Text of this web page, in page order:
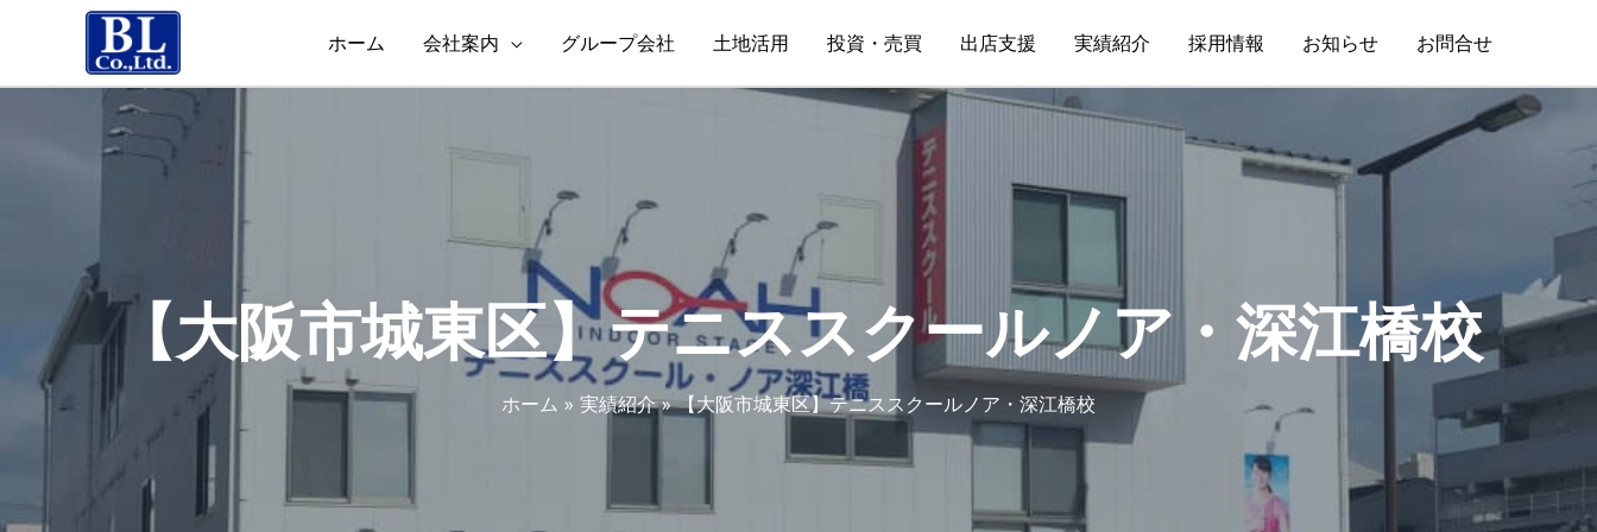
ホーム 会社案内 グループ会社 土地活用 投資・売買 出店支援 実績紹介 採用情報 お知らせ お問合せ
【大阪市城東区】テニススクールノア・深江橋校
ホーム 実績紹介 【大阪市城東区】テニススクールノア・深江橋校